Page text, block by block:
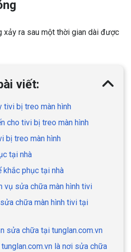
xảy ra sau một thời gian dài được
viết:
tivi bị treo màn hình
cho tivi bị treo màn hình
bị treo màn hình
tại nhà
khắc phục tại nhà
vụ sửa chữa màn hình tivi
chữa màn hình tivi tại
sửa chữa tại tunglan.com.vn
là nơi sửa chữa